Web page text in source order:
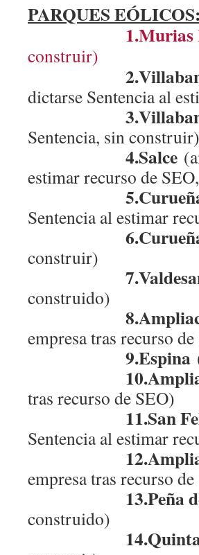
PARQUES EÓLICOS:
1.Murias
construir)
2.Villabandín
dictarse Sentencia al
3.Villabandín
Sentencia, sin construir)
4.Salce
estimar recurso de
Sentencia al estimar
construir)
construido)
8.Ampliación
empresa tras recurso
9.Espina
tras recurso de SEO)
11.San
Sentencia al estimar
empresa tras recurso
13.Peña del
construido)